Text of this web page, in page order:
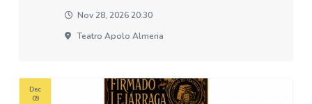
Nov 28, 2026 20:30
Teatro Apolo Almeria
Dec
09